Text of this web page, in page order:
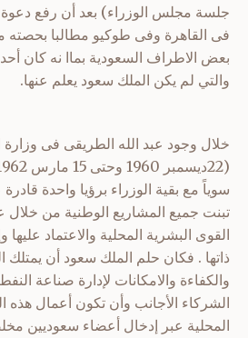
جلسة مجلس الوزراء) بعد أن رفع
فى القاهرة وفى طوكيو مطالبا
بعض الاطراف السعودية بماا نه كان
والتي لم يكن الملك سعود يعلم عنها.
خلال وجود عبد الله الطريقى فى
سوياً مع بقية الوزراء برؤيا واحدة
تبنت جميع المشاريع الوطنية من
القوى البشرية المحلية والاعتماد
ذاتها . فكان حلم الملك سعود أن يمتلك
والكفاءة والامكانات لإدارة صناعة
الشركاء الأجانب وأن تكون أعمال هذه
المحلية عبر إدخال أعضاء سعوديين